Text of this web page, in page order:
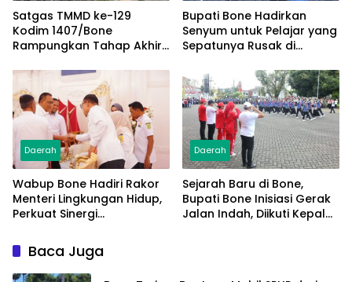
Satgas TMMD ke-129
Kodim 1407/Bone
Rampungkan Tahap Akhir
Pattuku, Jaring Pengaman
Mulai Terpasang
Bupati Bone Hadirkan
Senyum untuk Pelajar yang
Sepatunya Rusak di
Kemerdekaan
Daerah
Wabup Bone Hadiri Rakor
Menteri Lingkungan Hidup,
Perkuat Sinergi
Modern
Daerah
Sejarah Baru di Bone,
Bupati Bone Inisiasi Gerak
Jalan Indah, Diikuti Kepala
Baca Juga